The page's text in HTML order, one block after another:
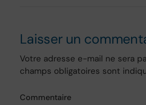
Laisser un
Votre adresse e-mail ne sera
champs obligatoires sont
Commentaire